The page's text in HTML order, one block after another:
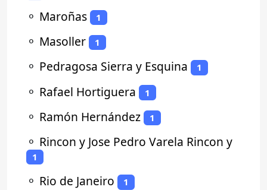
⚬ Maroñas 1
⚬ Masoller 1
⚬ Pedragosa Sierra y Esquina 1
⚬ Rafael Hortiguera 1
⚬ Ramón Hernández 1
⚬ Rincon y Jose Pedro Varela Rincon y
1
⚬ Rio de Janeiro 1